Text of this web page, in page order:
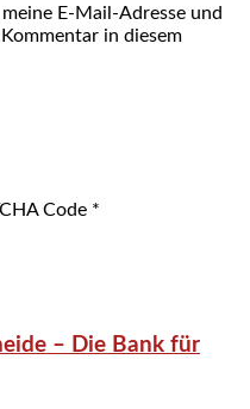
E-Mail-Adresse und
in diesem
Code *
– Die Bank für